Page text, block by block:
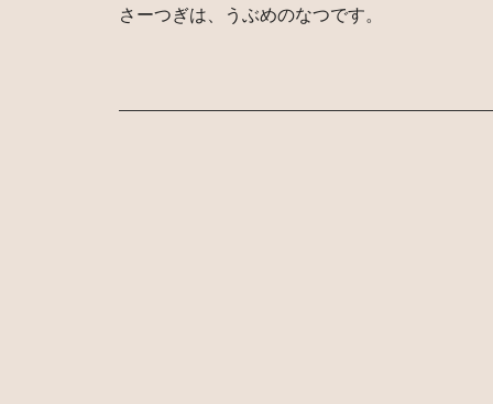
さーつぎは、うぶめのなつです。